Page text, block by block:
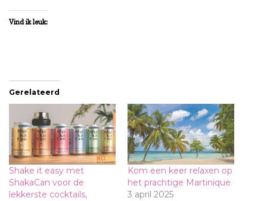
Vind ik leuk:
Gerelateerd
Shake it easy met
ShakaCan voor de
lekkerste cocktails,
Kom een keer relaxen op
het prachtige Martinique
3 april 2025